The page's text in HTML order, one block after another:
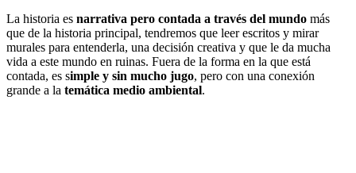
La historia es narrativa pero contada a través del mundo más
que de la historia principal, tendremos que leer escritos y mirar
murales para entenderla, una decisión creativa y que le da mucha
vida a este mundo en ruinas. Fuera de la forma en la que está
contada, es simple y sin mucho jugo, pero con una conexión
grande a la temática medio ambiental.